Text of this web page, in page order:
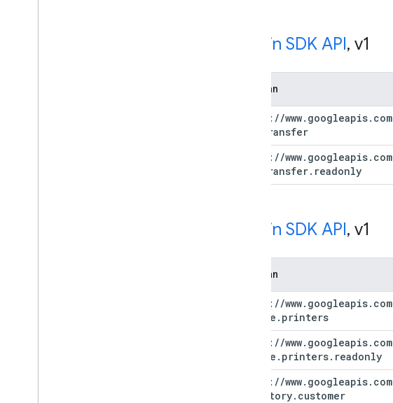
Admin SDK API, v1
Cakupan
https: //www. googleapis. com
datatransfer
https: //www. googleapis. com
datatransfer. readonly
Admin SDK API, v1
Cakupan
https: //www. googleapis. com
chrome . printers
https: //www. googleapis. com
chrome . printers. readonly
https: //www. googleapis. com
directory. customer